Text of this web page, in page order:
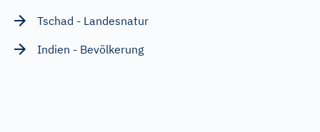
Tschad - Landesnatur
Indien - Bevölkerung